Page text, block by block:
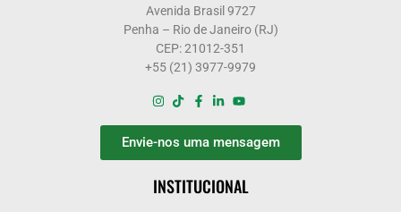
Avenida Brasil 9727
Penha – Rio de Janeiro (RJ)
CEP: 21012-351
+55 (21) 3977-9979
Envie-nos uma mensagem
INSTITUCIONAL